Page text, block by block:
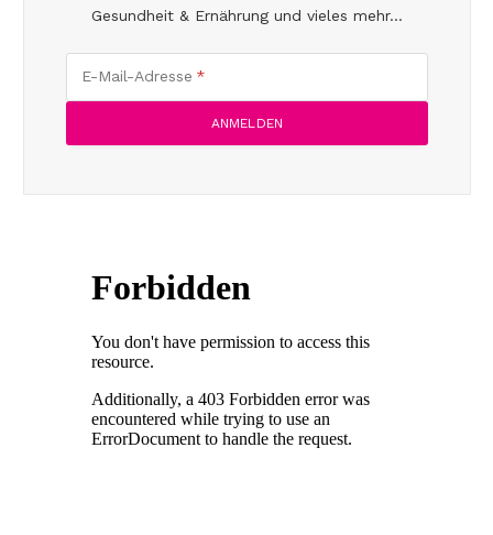
Gesundheit & Ernährung und vieles mehr...
E-Mail-Adresse